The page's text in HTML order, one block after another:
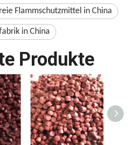
Flammschutzmittel in China
in China
Produkte